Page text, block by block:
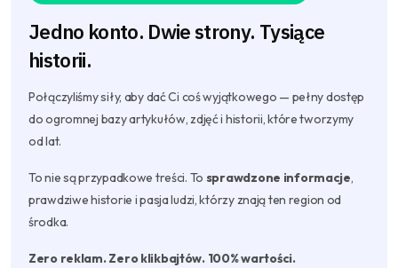
Jedno konto. Dwie strony. Tysiące
historii.
Połączyliśmy siły, aby dać Ci coś wyjątkowego — pełny dostęp
do ogromnej bazy artykułów, zdjęć i historii, które tworzymy
od lat.
To nie są przypadkowe treści. To sprawdzone informacje,
prawdziwe historie i pasja ludzi, którzy znają ten region od
środka.
Zero reklam. Zero klikbajtów. 100% wartości.